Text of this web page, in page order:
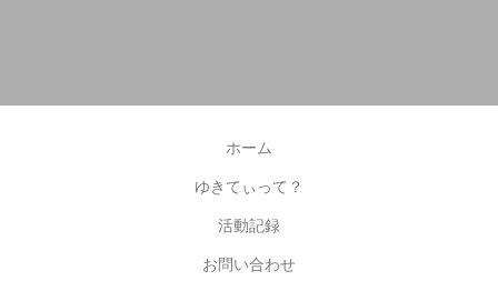
ホーム
ゆきてぃって？
活動記録
お問い合わせ